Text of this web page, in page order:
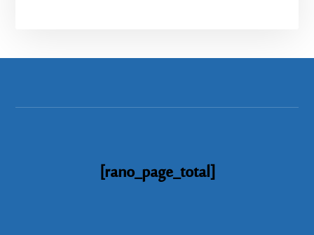
[rano_page_total]